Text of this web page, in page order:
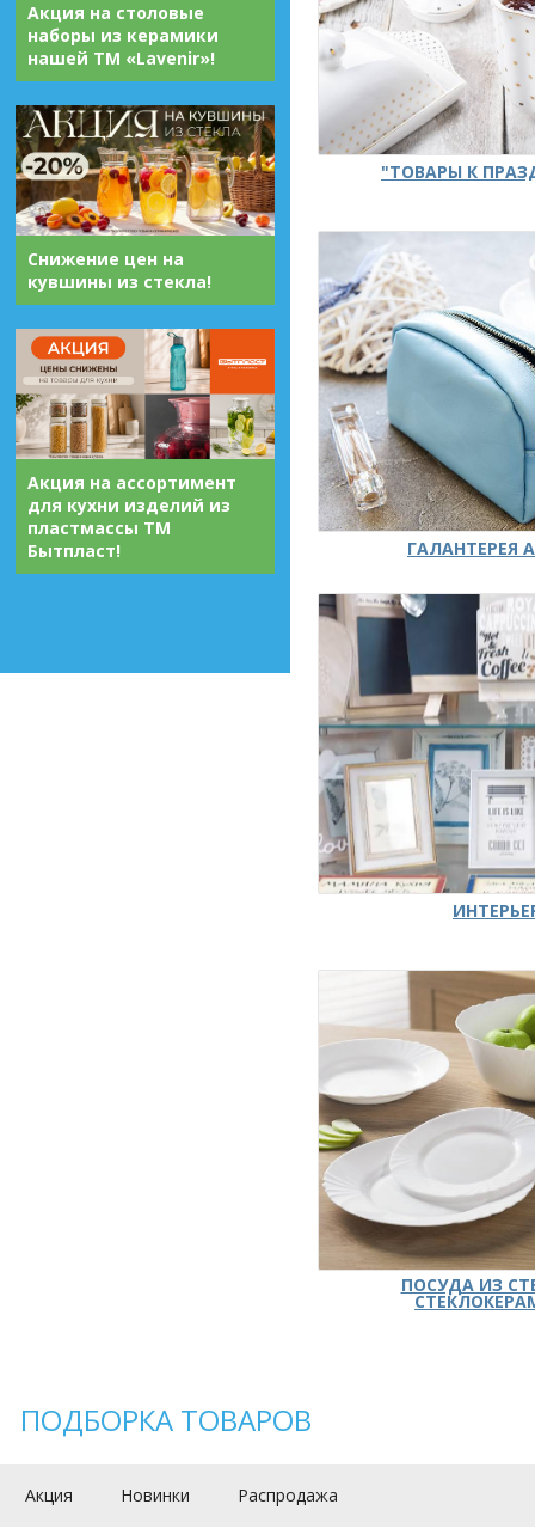
Акция на столовые
наборы из керамики
нашей ТМ «Lavenir»!
Снижение цен на
кувшины из стекла!
Акция на ассортимент
для кухни изделий из
пластмассы ТМ
Бытпласт!
"ТОВАРЫ К
ГАЛАНТЕРЕЯ
ПОСУДА ИЗ
ПОДБОРКА ТОВАРОВ
Акция Новинки Распродажа